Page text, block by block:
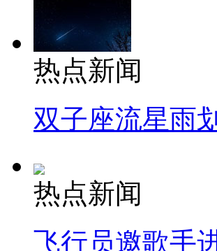
热点新闻
双子座流星雨
热点新闻
飞行员邀歌手